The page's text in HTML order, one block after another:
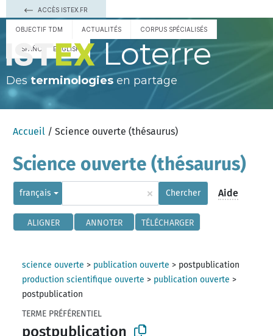
ACCÈS ISTEX.FR
OBJECTIF TDM ACTUALITÉS CORPUS SPÉCIALISÉS
ESPAÑOL ENGLISH Loterre
Des terminologies en partage
Accueil / Science ouverte (thésaurus)
Science ouverte (thésaurus)
français × Chercher Aide
ALIGNER ANNOTER TÉLÉCHARGER
science ouverte > publication ouverte > postpublication
production scientifique ouverte > publication ouverte >
postpublication
TERME PRÉFÉRENTIEL
postpublication